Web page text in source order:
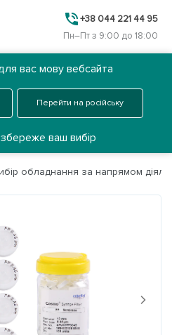
+38 044 221 44 95
Пн–Пт з 9:00 до 18:00
обладнання за напрямом
Next
вас мову вебсайта
Перейти на російську
ваш вибір